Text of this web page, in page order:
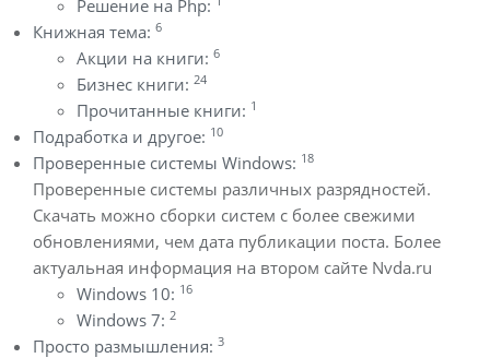
Решение на Php:
Книжная тема: 6
Акции на книги: 6
Бизнес книги: 24
Прочитанные книги: 1
Подработка и другое: 10
Проверенные системы Windows: 18
Проверенные системы различных разрядностей.
Скачать можно сборки систем с более свежими
обновлениями, чем дата публикации поста. Более
актуальная информация на втором сайте Nvda.ru
Windows 10: 16
Windows 7: 2
Просто размышления: 3